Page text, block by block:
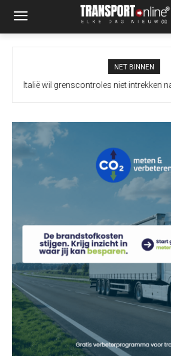
NET BINNEN
Extra maatregelen moeten